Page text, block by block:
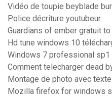
Vidéo de toupie beyblade
Police décriture youtubeur
Guardians of ember gratuit
Hd tune windows 10
Windows 7 professional
Comment telecharger dead
Montage de photo avec texte
Mozilla firefox for windows